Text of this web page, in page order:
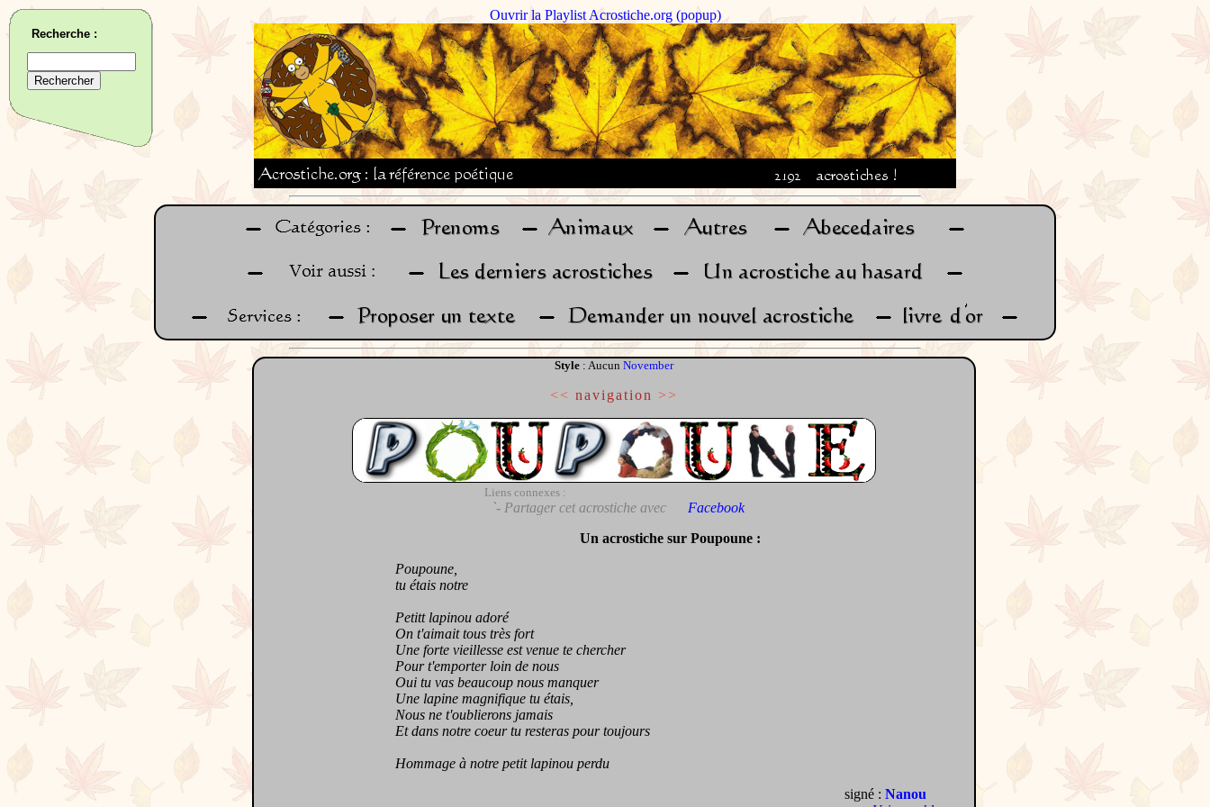
Ouvrir la Playlist Acrostiche.org (popup)
Style : Aucun November
<< navigation >>
Liens connexes :
`- Partager cet acrostiche avec
Facebook
Un acrostiche sur Poupoune :
Poupoune,
tu étais notre
Petitt lapinou adoré
On t'aimait tous très fort
Une forte vieillesse est venue te chercher
Pour t'emporter loin de nous
Oui tu vas beaucoup nous manquer
Une lapine magnifique tu étais,
Nous ne t'oublierons jamais
Et dans notre coeur tu resteras pour toujours
Hommage à notre petit lapinou perdu
signé : Nanou
Recherche :